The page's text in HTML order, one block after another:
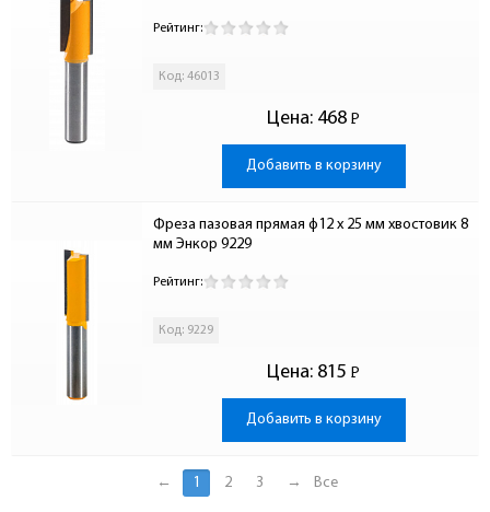
Рейтинг:
Код: 46013
Цена: 468 Р
-
Добавить в корзину
Фреза пазовая прямая ф12 x 25 мм хвостовик 8
мм Энкор 9229
Рейтинг:
Код: 9229
Цена: 815 Р
-
Добавить в корзину
← 1 2 3 → Все